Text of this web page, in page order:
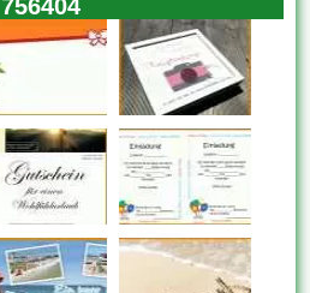
756404